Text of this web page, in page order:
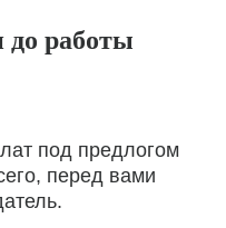
до работы
под предлогом
перед вами